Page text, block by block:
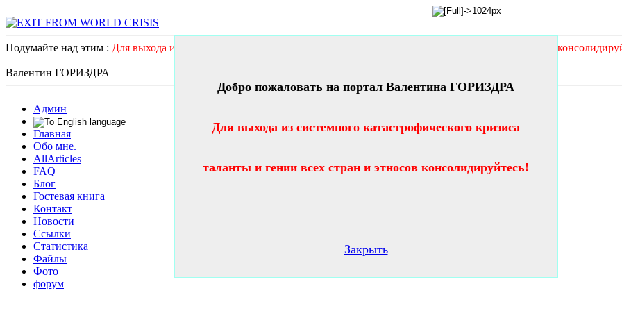
Подумайте над этим : Для выхода из системного катастрофического кризиса таланты и гении всех стран и этносов
Валентин ГОРИЗДРА
Админ
Главная
Обо мне.
AllArticles
FAQ
Блог
Гостевая книга
Контакт
Новости
Ссылки
Статистика
Файлы
Фото
форум
Добро пожаловать на портал Валентина ГОРИЗДРА
Для выхода из системного катастрофического кризиса
таланты и гении всех стран и этносов консолидируйтесь!
Закрыть